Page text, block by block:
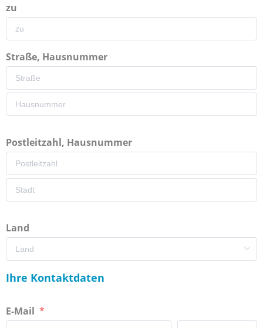
zu
Straße, Hausnummer
Postleitzahl, Hausnummer
Land
Ihre Kontaktdaten
E-Mail